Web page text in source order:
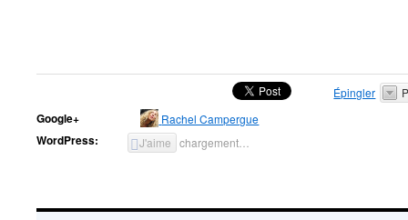
Épingler
Google+ Rachel Campergue
WordPress: J'aime chargement…